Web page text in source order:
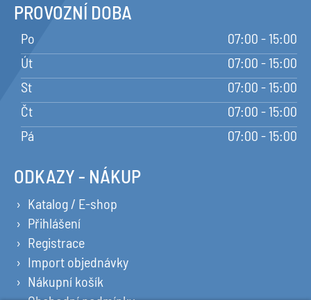
PROVOZNÍ DOBA
Po
07:00 - 15:00
Út
07:00 - 15:00
St
07:00 - 15:00
Čt
07:00 - 15:00
Pá
07:00 - 15:00
ODKAZY - NÁKUP
Katalog / E-shop
Přihlášení
Registrace
Import objednávky
Nákupní košík